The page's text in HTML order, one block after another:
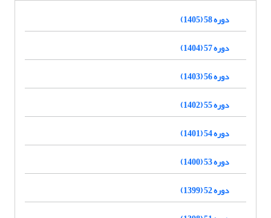
دوره 58 (1405)
دوره 57 (1404)
دوره 56 (1403)
دوره 55 (1402)
دوره 54 (1401)
دوره 53 (1400)
دوره 52 (1399)